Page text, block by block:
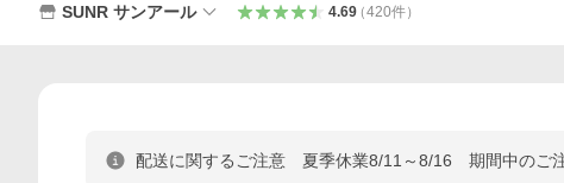
SUNR サンアール 4.69（420件）
配送に関するご注意 夏季休業8/11～8/16 期間中のご注